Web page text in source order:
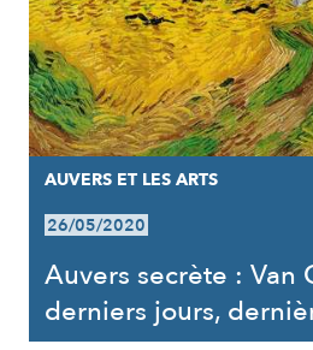
AUVERS ET LES ARTS
26/05/2020
Auvers secrète : Van
derniers jours,